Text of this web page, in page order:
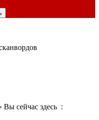
Вы сейчас здесь :